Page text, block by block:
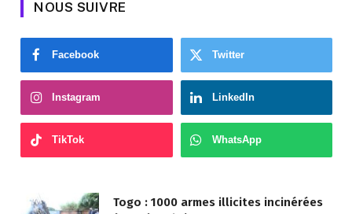
NOUS SUIVRE
Facebook Twitter
Instagram LinkedIn
TikTok WhatsApp
Togo : 1000 armes illicites incinérées